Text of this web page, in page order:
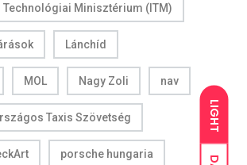
LIGHT
Technológiai Minisztérium (ITM)
Lánchíd
MOL Nagy Zoli nav
Taxis Szövetség
porsche hungaria